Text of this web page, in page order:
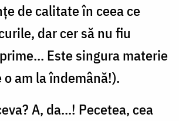
de calitate în ceea ce
dar cer să nu fiu
Este singura materie
am la îndemână!).
A, da...! Pecetea, cea